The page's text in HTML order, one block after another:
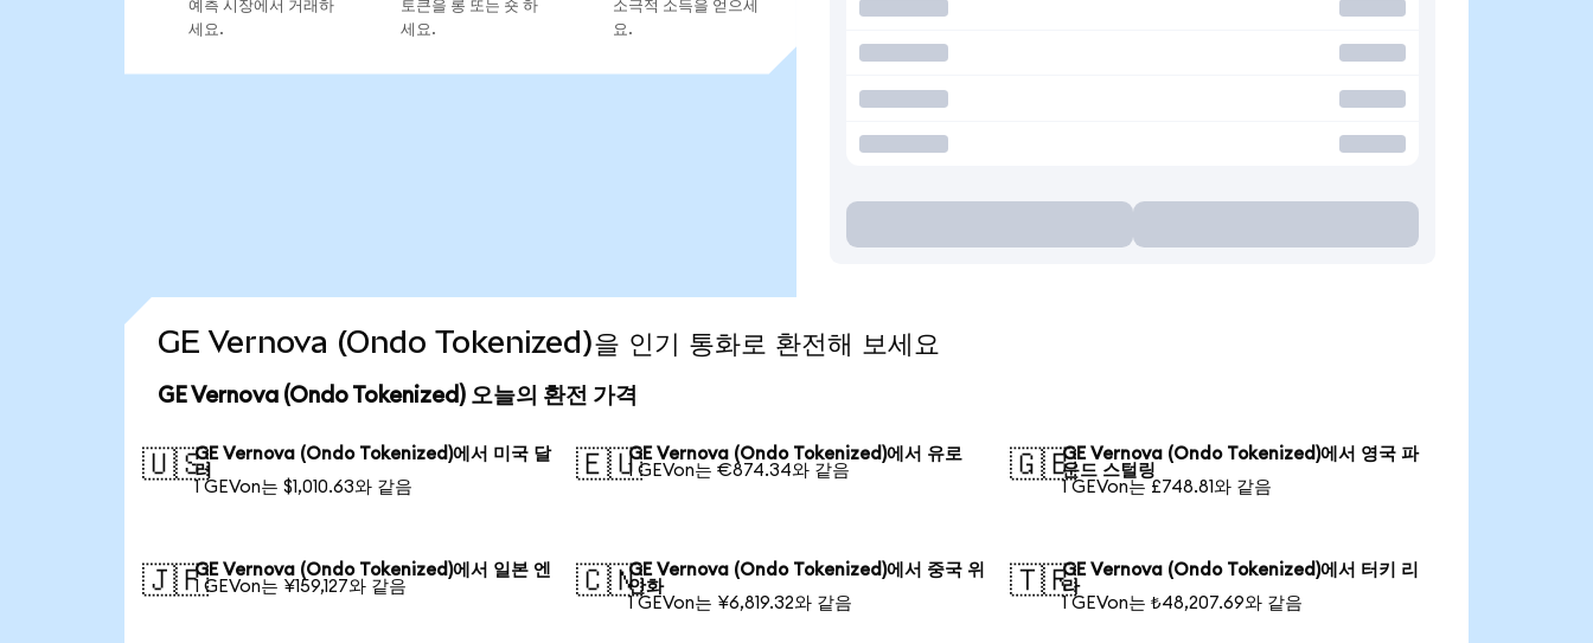
예측 시장에서 거래하
세요.
토큰을 롱 또는 숏 하
세요.
소극적 소득을 얻으세
요.
GE Vernova (Ondo Tokenized)을 인기 통화로 환전해 보세요
GE Vernova (Ondo Tokenized) 오늘의 환전 가격
🇺🇸GE Vernova (Ondo Tokenized)에서 미국 달
러
1 GEVon는 $1,010.63와 같음
🇪🇺GE Vernova (Ondo Tokenized)에서 유로
1 GEVon는 €874.34와 같음
🇬🇧GE Vernova (Ondo Tokenized)에서 영국 파
운드 스털링
1 GEVon는 £748.81와 같음
🇯🇵GE Vernova (Ondo Tokenized)에서 일본 엔
1 GEVon는 ¥159,127와 같음
🇨🇳GE Vernova (Ondo Tokenized)에서 중국 위
안화
1 GEVon는 ¥6,819.32와 같음
🇹🇷GE Vernova (Ondo Tokenized)에서 터키 리
라
1 GEVon는 ₺48,207.69와 같음